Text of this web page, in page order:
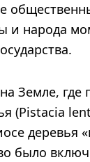
и народа
Земле, где
(Pistacia
деревья
было